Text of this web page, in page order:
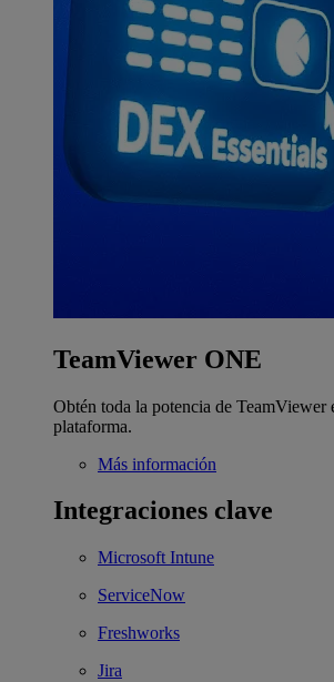
TeamViewer ONE
Obtén toda la potencia de TeamViewer
plataforma.
Más información
Integraciones clave
Microsoft Intune
ServiceNow
Freshworks
Jira